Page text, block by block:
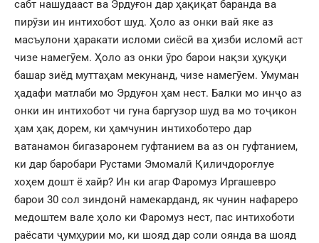
сабт нашудааст ва Эрдуғон дар ҳақиқат баранда ва
пирӯзи ин интихобот шуд. Ҳоло аз онки вай яке аз
масъулони ҳаракати исломи сиёсӣ ва ҳизби исломӣ аст
чизе намегӯем. Ҳоло аз онки ӯро барои нақзи ҳуқуқи
башар зиёд муттаҳам мекунанд, чизе намегӯем. Умуман
ҳадафи матлаби мо Эрдуғон ҳам нест. Балки мо инҷо аз
онки ин интихобот чи гуна баргузор шуд ва мо тоҷикон
ҳам ҳақ дорем, ки ҳамчунин интихоботеро дар
ватанамон бигазаронем гуфтанием ва аз он гуфтанием,
ки дар баробари Рустами Эмомалӣ Қиличдороғлуе
хоҳем дошт ё хайр? Ин ки агар Фаромуз Иргашевро
барои 30 сол зиндонӣ намекарданд, як чунин нафареро
медоштем вале ҳоло ки Фаромуз нест, пас интихоботи
раёсати ҷумҳурии мо, ки шояд дар соли оянда ва шояд